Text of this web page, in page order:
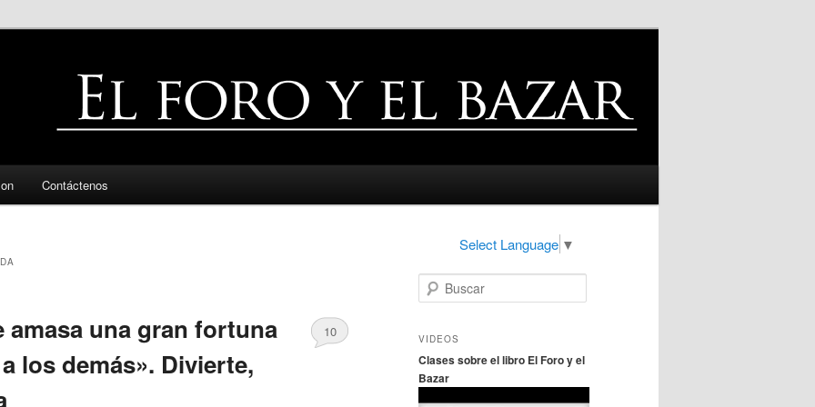
Contáctenos
Select Language ▼
amasa una gran fortuna
los demás». Divierte,
10
u
c
r
VIDEOS
Clases sobre el libro El Foro y el
Bazar